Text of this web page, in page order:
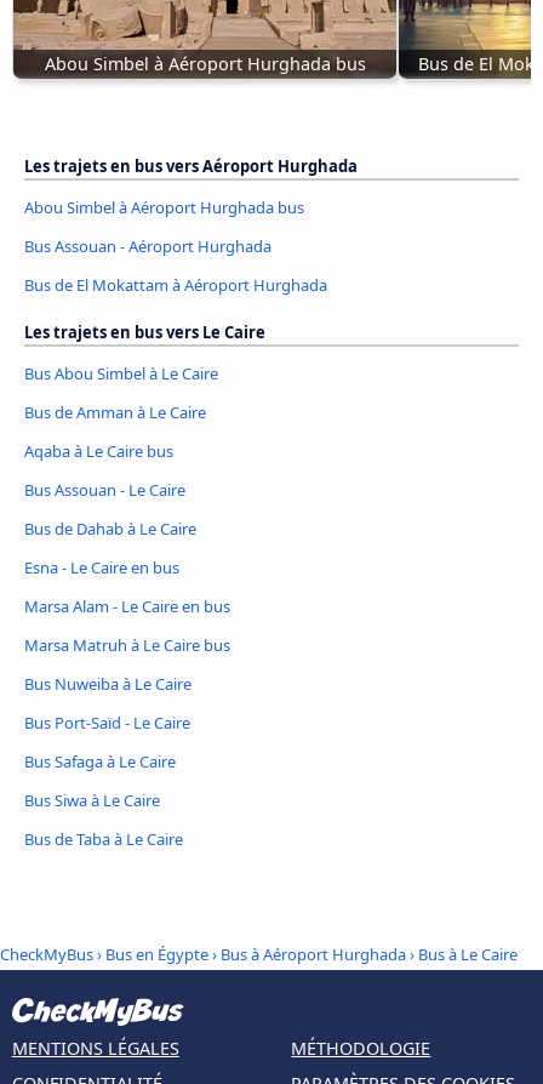
Abou Simbel à Aéroport Hurghada bus Bus de El
Les trajets en bus vers Aéroport Hurghada
Abou Simbel à Aéroport Hurghada bus
Bus Assouan - Aéroport Hurghada
Bus de El Mokattam à Aéroport Hurghada
Les trajets en bus vers Le Caire
Bus Abou Simbel à Le Caire
Bus de Amman à Le Caire
Aqaba à Le Caire bus
Bus Assouan - Le Caire
Bus de Dahab à Le Caire
Esna - Le Caire en bus
Marsa Alam - Le Caire en bus
Marsa Matruh à Le Caire bus
Bus Nuweiba à Le Caire
Bus Port-Saïd - Le Caire
Bus Safaga à Le Caire
Bus Siwa à Le Caire
Bus de Taba à Le Caire
CheckMyBus› Bus en Égypte› Bus à Aéroport Hurghada› Bus à Le Caire
MENTIONS LÉGALES
MÉTHODOLOGIE